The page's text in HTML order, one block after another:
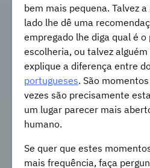
bem mais pequena. Talvez
lado lhe dê uma
empregado lhe diga qual é
escolheria, ou talvez
explique a diferença entre
portugueses. São
vezes são precisamente
um lugar parecer mais
humano.
Se quer que estes
mais frequência, faça